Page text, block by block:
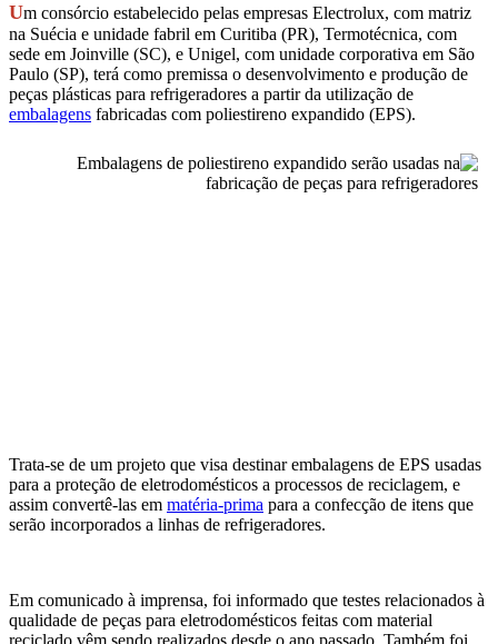
Um consórcio estabelecido pelas empresas Electrolux, com matriz
na Suécia e unidade fabril em Curitiba (PR), Termotécnica, com
sede em Joinville (SC), e Unigel, com unidade corporativa em São
Paulo (SP), terá como premissa o desenvolvimento e produção de
peças plásticas para refrigeradores a partir da utilização de
embalagens fabricadas com poliestireno expandido (EPS).
Trata-se de um projeto que visa destinar embalagens de EPS usadas
para a proteção de eletrodomésticos a processos de reciclagem, e
assim convertê-las em matéria-prima para a confecção de itens que
serão incorporados a linhas de refrigeradores.
Em comunicado à imprensa, foi informado que testes relacionados à
qualidade de peças para eletrodomésticos feitas com material